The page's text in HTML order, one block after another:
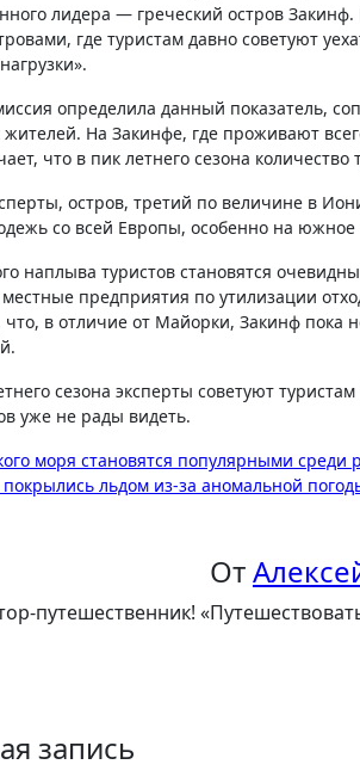
лидера — греческий остров
где туристам давно советуют
определила данный показатель,
На Закинфе, где проживают
что в пик летнего сезона
остров, третий по величине в
со всей Европы, особенно на
наплыва туристов становятся
предприятия по утилизации
в отличие от Майорки, Закинф пока
сезона эксперты советуют
уже не рады видеть.
моря становятся популярными среди
льдом из-за аномальной
От
путешественник!
запись